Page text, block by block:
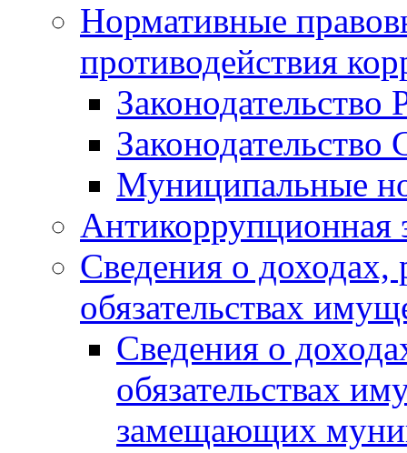
Нормативные
противодействия
Законодательство
Муниципальные
Антикоррупционная
Сведения о доходах,
обязательствах
Сведения о
обязательствах
замещающих